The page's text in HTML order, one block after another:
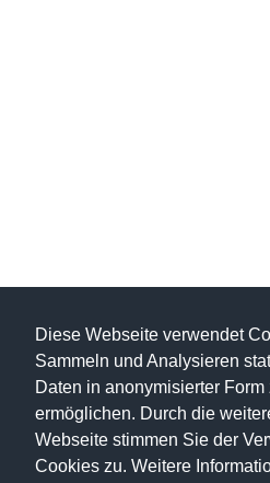
Diese Webseite verwendet
Sammeln und Analysieren
Daten in anonymisierter Form
ermöglichen. Durch die
Webseite stimmen Sie der
Cookies zu. Weitere